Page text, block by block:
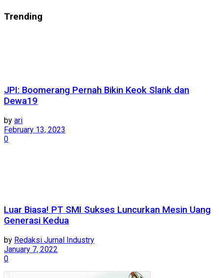
Trending
JPI: Boomerang Pernah Bikin Keok Slank dan
Dewa19
by ari
February 13, 2023
0
Luar Biasa! PT SMI Sukses Luncurkan Mesin Uang
Generasi Kedua
by Redaksi Jurnal Industry
January 7, 2022
0